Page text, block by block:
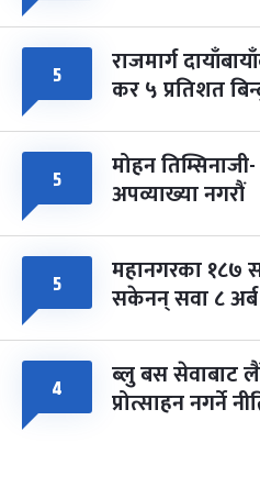
५ राजमार्ग
कर ५ प्रतिशत
५ मोहन
अपव्याख्या नगरौं
५ महानगरका १८७
सकेनन् सवा ८ अर्ब
४ ब्लु बस सेवाबाट
प्रोत्साहन नगर्ने